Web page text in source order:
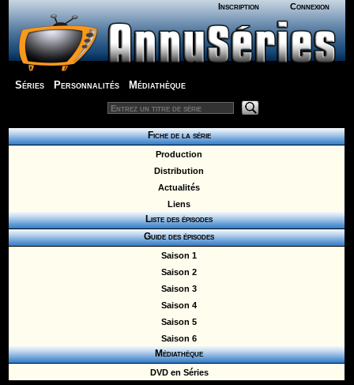
Inscription Connexion
Séries Personnalités Médiathèque
Fiche de la série
Production
Distribution
Actualités
Liens
Liste des épisodes
Guide des épisodes
Saison 1
Saison 2
Saison 3
Saison 4
Saison 5
Saison 6
Médiathèque
DVD en Séries